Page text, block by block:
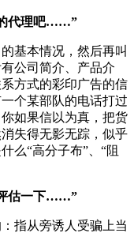
代理吧……”
基本情况，然后再叫
公司简介、产品介
方式的彩印广告的信
个某部队的电话打过
如果信以为真，把货
失得无影无踪，似乎
么“高分子布”、“阻
估一下……”
指从旁诱人受骗上当